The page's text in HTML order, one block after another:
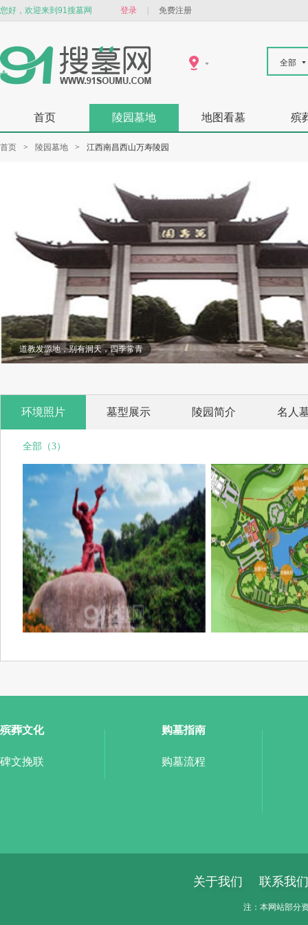
您好，欢迎来到91搜墓网 登录 免费注册
全部
首页 陵园墓地 地图看墓 殡
首页 > 陵园墓地 > 江西南昌西山万寿陵园
道教发源地，别有洞天，四季常青
环境照片 墓型展示 陵园简介 名人
全部（3）
殡葬文化
碑文挽联
购墓指南
购墓流程
关于我们 联系我们
注：本网站部分